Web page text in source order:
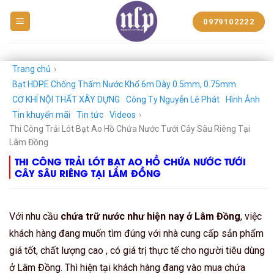
NHỰA
PHÁT
0979102222
Trang chủ ›
Bạt HDPE Chống Thấm Nước Khổ 6m Dày 0.5mm, 0.75mm
CƠ KHÍ NỘI THẤT XÂY DỰNG
Công Ty Nguyễn Lê Phát
Hình Ảnh
Tin khuyến mãi
Tin tức Videos ›
Thi Công Trải Lót Bạt Ao Hồ Chứa Nước Tưới Cây Sâu Riêng Tại
Lâm Đồng
THI CÔNG TRẢI LÓT BẠT AO HỒ CHỨA NƯỚC TƯỚI
CÂY SÂU RIÊNG TẠI LÂM ĐỒNG
Với nhu cầu chứa trữ nước như hiện nay ở Lâm Đồng, việc
khách hàng đang muốn tìm đúng với nhà cung cấp sản phẩm
giá tốt, chất lượng cao , có giá trị thực tế cho người tiêu dùng
ở Lâm Đồng. Thì hiện tại khách hàng đang vào mua chứa